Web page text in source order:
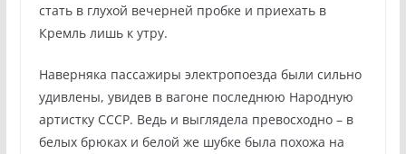
стать в глухой вечерней пробке и приехать в
Кремль лишь к утру.
Наверняка пассажиры электропоезда были сильно
удивлены, увидев в вагоне последнюю Народную
артистку СССР. Ведь и выглядела превосходно – в
белых брюках и белой же шубке была похожа на